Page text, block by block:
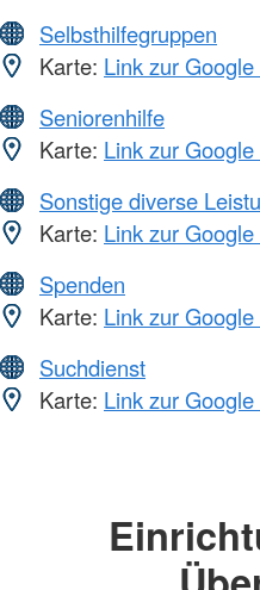
Selbsthilfegruppen
Karte: Link zur
Seniorenhilfe
Karte: Link zur
Sonstige diverse
Karte: Link zur
Spenden
Karte: Link zur
Suchdienst
Karte: Link zur